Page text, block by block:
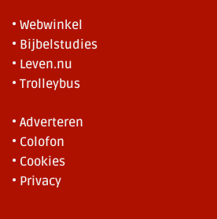
• Webwinkel
• Bijbelstudies
• Leven.nu
• Trolleybus
• Adverteren
• Colofon
• Cookies
• Privacy